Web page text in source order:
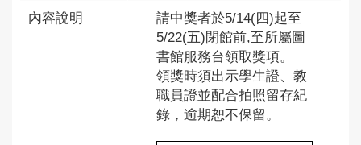
內容說明
請中獎者於5/14(四)起至
5/22(五)閉館前,至所屬圖
書館服務台領取獎項。
領獎時須出示學生證、教
職員證並配合拍照留存紀
錄，逾期恕不保留。